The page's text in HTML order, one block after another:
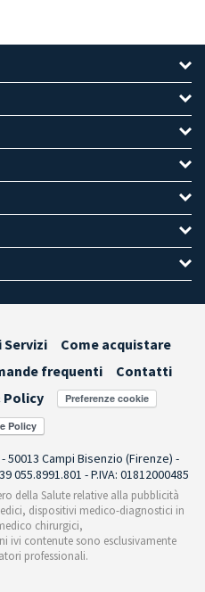
Come acquistare
frequenti
Contatti
Policy Preferenze cookie
50013 Campi Bisenzio (Firenze) -
055.8991.801 - P.IVA: 01812000485
della Salute relative alla pubblicità
dispositivi medico-diagnostici in
chirurgici,
ivi contenute sono esclusivamente
professionali.